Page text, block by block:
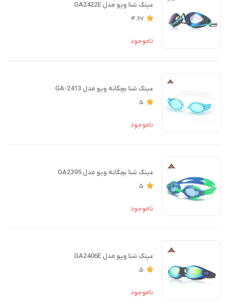
عینک شنا ویو مدل GA2422E
4.67
ناموجود
عینک شنا بچگانه ویو مدل GA-2413
5
ناموجود
عینک شنا بچگانه ویو مدل GA2395
5
ناموجود
عینک شنا ویو مدل GA2406E
5
ناموجود